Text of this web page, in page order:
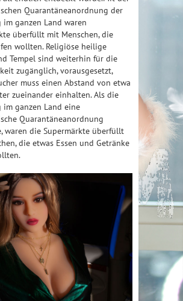
Quarantäneanordnung der
im ganzen Land waren
überfüllt mit Menschen, die
wollten. Religiöse heilige
Tempel sind weiterhin für die
zugänglich, vorausgesetzt,
muss einen Abstand von etwa
zueinander einhalten. Als die
im ganzen Land eine
Quarantäneanordnung
waren die Supermärkte überfüllt
die etwas Essen und Getränke